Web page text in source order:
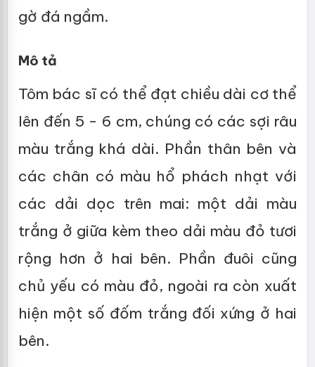
gờ đá ngầm.
Mô tả
Tôm bác sĩ có thể đạt chiều dài cơ thể
lên đến 5 - 6 cm, chúng có các sợi râu
màu trắng khá dài. Phần thân bên và
các chân có màu hổ phách nhạt với
các dải dọc trên mai: một dải màu
trắng ở giữa kèm theo dải màu đỏ tươi
rộng hơn ở hai bên. Phần đuôi cũng
chủ yếu có màu đỏ, ngoài ra còn xuất
hiện một số đốm trắng đối xứng ở hai
bên.